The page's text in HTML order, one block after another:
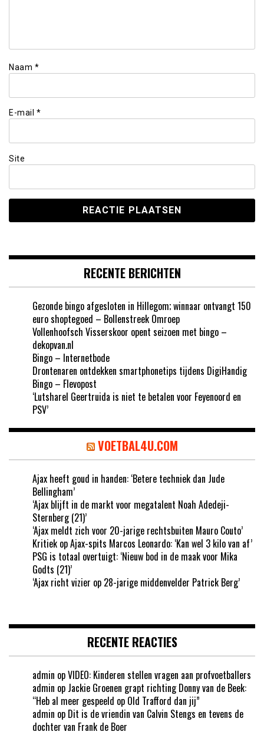
Naam *
E-mail *
Site
RECENTE BERICHTEN
Gezonde bingo afgesloten in Hillegom; winnaar ontvangt 150
euro shoptegoed – Bollenstreek Omroep
Vollenhoofsch Visserskoor opent seizoen met bingo –
dekopvan.nl
Bingo – Internetbode
Drontenaren ontdekken smartphonetips tijdens DigiHandig
Bingo – Flevopost
‘Lutsharel Geertruida is niet te betalen voor Feyenoord en
PSV’
VOETBAL4U.COM
Ajax heeft goud in handen: ‘Betere techniek dan Jude
Bellingham’
‘Ajax blijft in de markt voor megatalent Noah Adedeji-
Sternberg (21)’
‘Ajax meldt zich voor 20-jarige rechtsbuiten Mauro Couto’
Kritiek op Ajax-spits Marcos Leonardo: ‘Kan wel 3 kilo van af’
PSG is totaal overtuigt: ‘Nieuw bod in de maak voor Mika
Godts (21)’
‘Ajax richt vizier op 28-jarige middenvelder Patrick Berg’
RECENTE REACTIES
admin opVIDEO: Kinderen stellen vragen aan profvoetballers
admin op Jackie Groenen grapt richting Donny van de Beek:
“Heb al meer gespeeld op Old Trafford dan jij”
admin op Dit is de vriendin van Calvin Stengs en tevens de
dochter van Frank de Boer